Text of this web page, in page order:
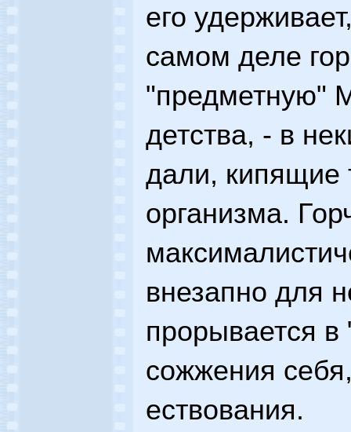
его
самом деле
"предметную"
детства, - в
дали, кипящие
организма.
внезапно для
прорывается
сожжения
ествования.